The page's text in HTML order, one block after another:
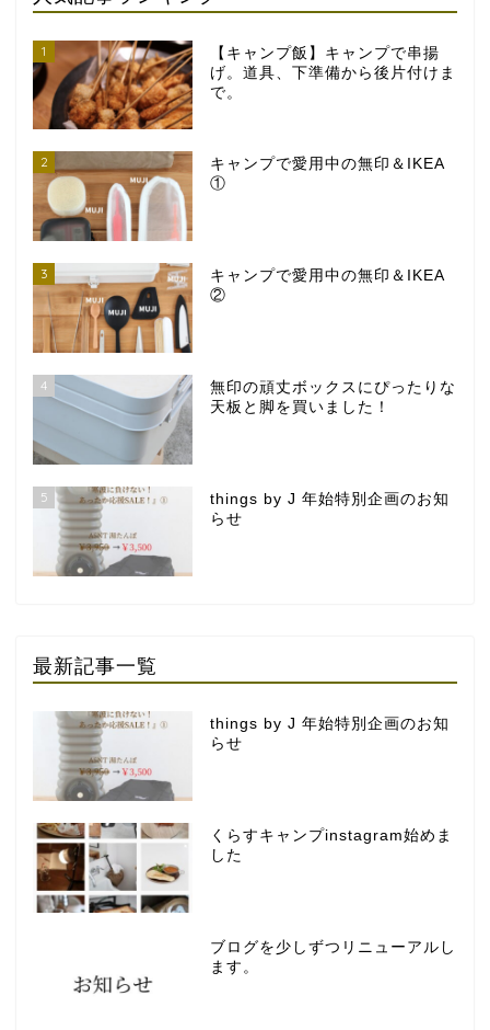
1
【キャンプ飯】キャンプで串揚
げ。道具、下準備から後片付けま
で。
2
キャンプで愛用中の無印＆IKEA
①
3
キャンプで愛用中の無印＆IKEA
②
4
無印の頑丈ボックスにぴったりな
天板と脚を買いました！
5
things by J 年始特別企画のお知
らせ
最新記事一覧
things by J 年始特別企画のお知
らせ
くらすキャンプinstagram始めま
した
ブログを少しずつリニューアルし
ます。